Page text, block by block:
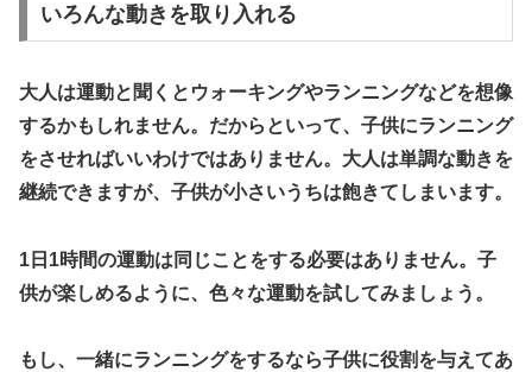
いろんな動きを取り入れる
大人は運動と聞くとウォーキングやランニングなどを想像
するかもしれません。だからといって、子供にランニング
をさせればいいわけではありません。大人は単調な動きを
継続できますが、子供が小さいうちは飽きてしまいます。
1日1時間の運動は同じことをする必要はありません。 子
供が楽しめるように、色々な運動を試してみましょう。
もし、一緒にランニングをするなら子供に役割を与えてあ